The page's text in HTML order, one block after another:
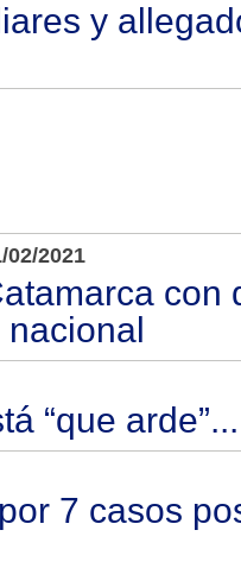
y
02/2021
con
“que
7 casos